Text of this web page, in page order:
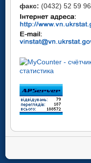
факс: (0432) 52 59 96